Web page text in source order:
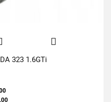
323 1.6GTi